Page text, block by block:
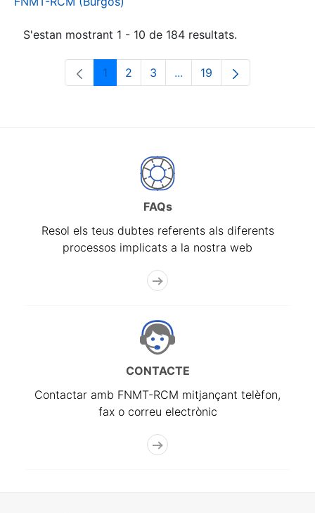
S'estan mostrant 1 - 10 de 184 resultats.
Pàgina
1 Pàgina
2 Pàgina
3 ...Pàgines intermèdies
Pàgina
19
FAQs
Resol els teus dubtes referents als diferents
processos implicats a la nostra web
CONTACTE
Contactar amb FNMT-RCM mitjançant telèfon,
fax o correu electrònic